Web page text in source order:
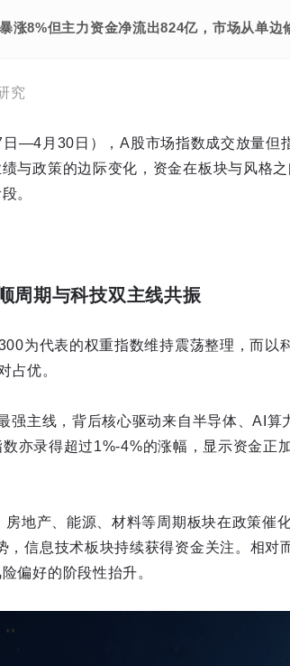
涨8%但主力资金净流出824亿，市场从单
究
—4月30日），A股市场指数成交放量但
与政策的边际变化，资金在板块与风格
。
周期与科技双主线共振
为代表的权重指数维持震荡整理，而以
占优。
强主线，背后核心驱动来自半导体、AI算
亦录得超过1%-4%的涨幅，显示资金正
地产、能源、材料等周期板块在政策催
信息技术板块持续获得资金关注。相对
偏好的阶段性抬升。